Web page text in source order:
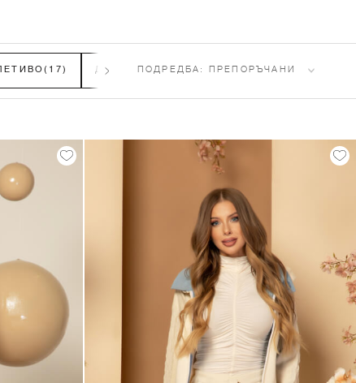
(17) ДЕТСКИ ПАНТАЛОНИ И КЛИНОВЕ(42)
ПОДРЕДБА: ПРЕПОРЪЧАНИ